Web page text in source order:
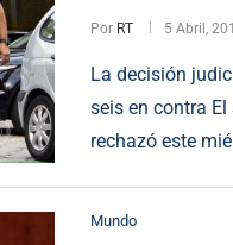
Por RT 5 Abril,
La decisión
seis en contra
rechazó este
Mundo